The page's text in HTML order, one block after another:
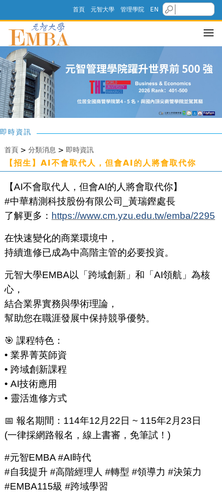
首頁 元智大學 管理學院 EN
即時資訊
首頁> 分類消息 > 即時資訊
【招生】AI不會取代人，但會AI的人將會取代你
【AI不會取代人，但會AI的人將會取代你】
#中華精測科技股份有限公司_黃瑞鏗處長
了解更多： https://www.cm.yzu.edu.tw/emba/2295
在快速變化的商業環境中，
持續進修已成為中高階主管的必要投資。
元智大學EMBA以「跨域創新」和「AI領航」為核
心，
結合業界實務與學術理論，
幫助您在職涯發展中保持競爭優勢。
🎯 課程特色：
• 業界菁英師資
• 跨域創新課程
• AI技術應用
• 靈活進修方式
📅 報名期間：114年12月22日 ~ 115年2月23日
(一律採網路報名，線上書審，免筆試！)
#元智EMBA #AI時代
#自我提升 #高階經理人 #轉型 #領導力 #決策力
#EMBA115級 #跨域學習